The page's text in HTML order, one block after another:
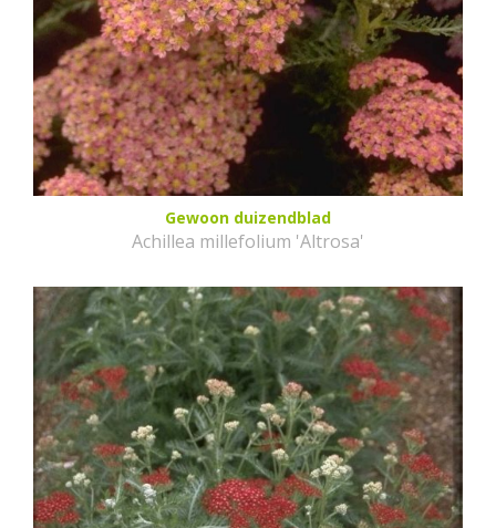
Gewoon duizendblad
Achillea millefolium 'Altrosa'